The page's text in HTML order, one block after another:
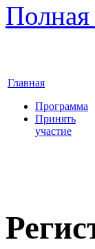
Главная
Программа
Принять
участие